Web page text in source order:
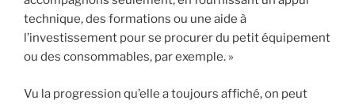
technique, des formations ou une aide à
l’investissement pour se procurer du petit équipement
ou des consommables, par exemple. »
Vu la progression qu’elle a toujours affiché, on peut